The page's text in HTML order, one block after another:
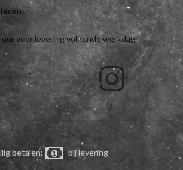
voor levering volgende werkdag
betalen: bij levering